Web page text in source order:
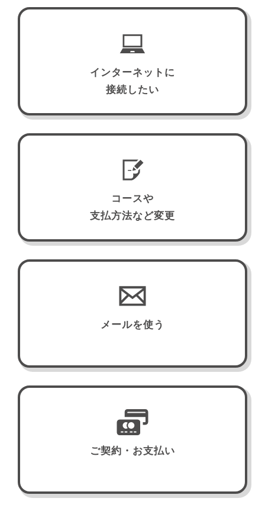
インターネットに
接続したい
コースや
支払方法など変更
メールを使う
ご契約・お支払い